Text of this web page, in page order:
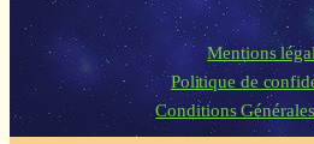
Mentions
Politique de
Conditions